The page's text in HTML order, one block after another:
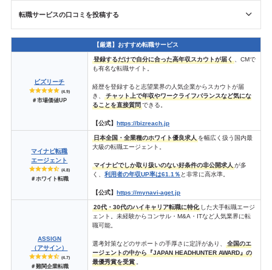
転職サービスの口コミを投稿する
【厳選】おすすめ転職サービス
ビズリーチ
(4.9)
＃市場価値UP
登録するだけで自分に合った高年収スカウトが届く
、CMで
も有名な転職サイト。
経歴を登録すると志望業界の人気企業からスカウトが届
き、
チャット上で年収やワークライフバランスなど気にな
ることを直接質問 できる。
【公式】https://bizreach.jp
マイナビ転職
エージェント
(4.8)
＃ホワイト転職
日本全国・全業種のホワイト優良求人 を幅広く扱う国内最
大級の転職エージェント。
マイナビでしか取り扱いのない好条件の非公開求人 が多
く、利用者の年収UP率は61.1％ と非常に高水準。
【公式】https://mynavi-aget.jp
ASSIGN
（アサイン）
(4.7)
＃難関企業転職
20代・30代のハイキャリア転職に特化 した大手転職エージ
ェント。未経験からコンサル・M&A・ITなど人気業界に転
職可能。
選考対策などのサポートの手厚さに定評があり、
全国のエ
ージェントの中から『JAPAN HEADHUNTER AWARD』の
最優秀賞を受賞